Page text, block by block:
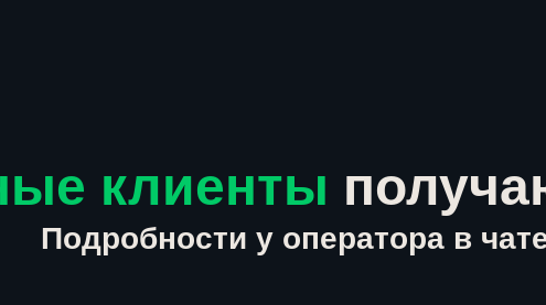
клиенты
Подробности у оператора в